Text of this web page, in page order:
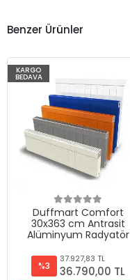
Benzer Ürünler
KARGO
BEDAVA
Duffmart Comfort
30x363 cm Antrasit
Alüminyum Radyatör
%3
37.927,83 TL
36.790,00 TL